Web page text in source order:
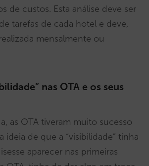
de custos. Esta análise deve ser
tarefas de cada hotel e deve,
mensalmente ou
nas OTA e os seus
as OTA tiveram muito sucesso
ideia de que a “visibilidade” tinha
aparecer nas primeiras